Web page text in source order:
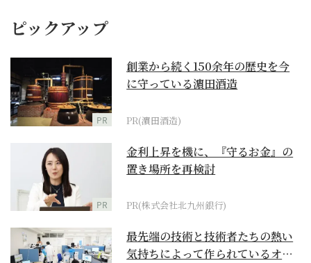
ピックアップ
PR
創業から続く150余年の歴史を今
に守っている濵田酒造
PR(濵田酒造)
PR
金利上昇を機に、『守るお金』の
置き場所を再検討
PR(株式会社北九州銀行)
最先端の技術と技術者たちの熱い
気持ちによって作られているオー